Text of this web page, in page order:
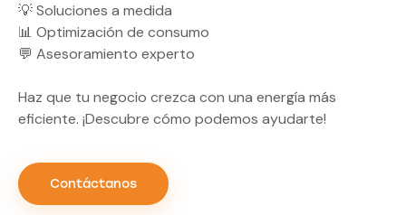
💡 Soluciones a medida
📊 Optimización de consumo
💬 Asesoramiento experto
Haz que tu negocio crezca con una energía más
eficiente. ¡Descubre cómo podemos ayudarte!
Contáctanos